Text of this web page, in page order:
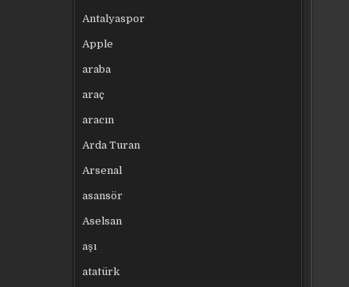
Antalyaspor
Apple
araba
araç
aracın
Arda Turan
Arsenal
asansör
Aselsan
aşı
atatürk